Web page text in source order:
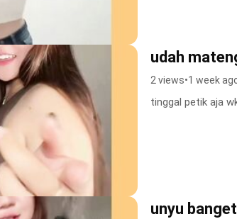
udah
2 views•1 week
tinggal petik aja
unyu banget